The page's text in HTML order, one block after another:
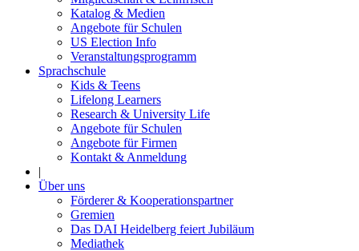
Katalog & Medien
Angebote für Schulen
US Election Info
Veranstaltungsprogramm
Sprachschule
Kids & Teens
Lifelong Learners
Research & University Life
Angebote für Schulen
Angebote für Firmen
Kontakt & Anmeldung
|
Über uns
Förderer & Kooperationspartner
Gremien
Das DAI Heidelberg feiert Jubiläum
Mediathek